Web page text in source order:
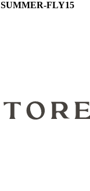
SUMMER-FLY15